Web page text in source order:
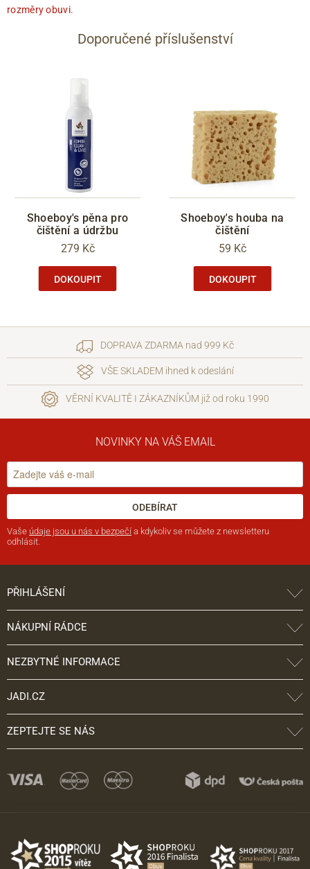
rozměry obuvi.
Doporučené příslušenství
Shoeboy's pěna pro
čištění a údržbu
279 Kč
DOKOUPIT
Shoeboy's houba na
čištění
59 Kč
DOKOUPIT
DOPRAVA ZDARMA nad 999 Kč
VŠE SKLADEM ihned k odeslání
VĚRNÍ KVALITĚ I ZÁKAZNÍKŮM již od roku 1990
NOVINKY NA VÁŠ EMAIL
ODEBÍRAT
Vaše údaje jsou u nás v bezpečí a kdykoliv se můžete z newsletteru
odhlásit.
PŘIHLÁŠENÍ
NÁKUPNÍ RÁDCE
NEZBYTNÉ INFORMACE
JADI.CZ
ZEPTEJTE SE NÁS